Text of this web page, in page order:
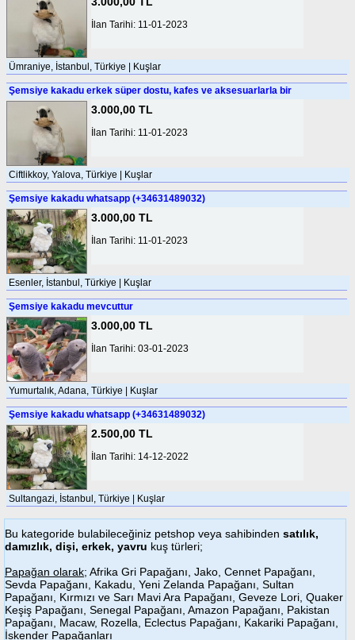
İlan Tarihi: 11-01-2023
Ümraniye, İstanbul, Türkiye | Kuşlar
Şemsiye kakadu erkek süper dostu, kafes ve aksesuarlarla bir
3.000,00 TL
İlan Tarihi: 11-01-2023
Ciftlikkoy, Yalova, Türkiye | Kuşlar
Şemsiye kakadu whatsapp (+34631489032)
3.000,00 TL
İlan Tarihi: 11-01-2023
Esenler, İstanbul, Türkiye | Kuşlar
Şemsiye kakadu mevcuttur
3.000,00 TL
İlan Tarihi: 03-01-2023
Yumurtalık, Adana, Türkiye | Kuşlar
Şemsiye kakadu whatsapp (+34631489032)
2.500,00 TL
İlan Tarihi: 14-12-2022
Sultangazi, İstanbul, Türkiye | Kuşlar
Bu kategoride bulabileceğiniz petshop veya sahibinden satılık,
damızlık, dişi, erkek, yavru kuş türleri;
Papağan olarak; Afrika Gri Papağanı, Jako, Cennet Papağanı,
Sevda Papağanı, Kakadu, Yeni Zelanda Papağanı, Sultan
Papağanı, Kırmızı ve Sarı Mavi Ara Papağanı, Geveze Lori, Quaker
Keşiş Papağanı, Senegal Papağanı, Amazon Papağanı, Pakistan
Papağanı, Macaw, Rozella, Eclectus Papağanı, Kakariki Papağanı,
İskender Papağanları